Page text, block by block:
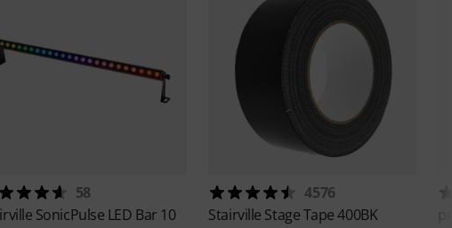
58
SonicPulse LED Bar 10
4576
Stairville Stage Tape 400BK